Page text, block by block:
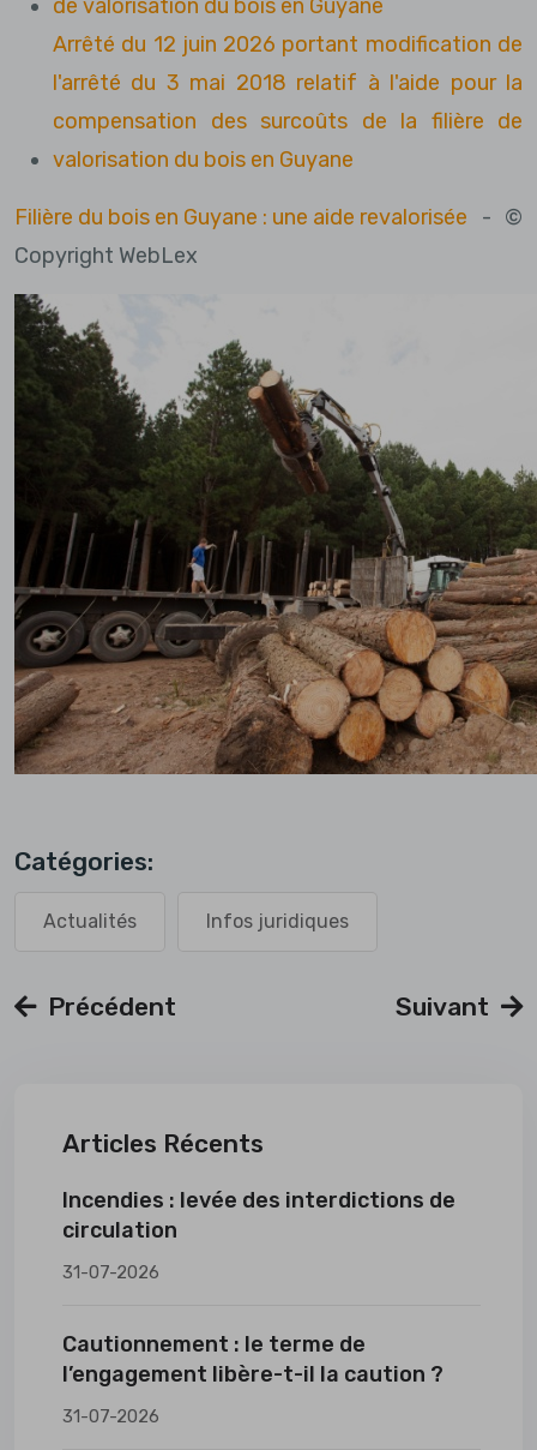
de valorisation du bois en Guyane
Arrêté du 12 juin 2026 portant modification de
l'arrêté du 3 mai 2018 relatif à l'aide pour la
compensation des surcoûts de la filière de
valorisation du bois en Guyane
Filière du bois en Guyane : une aide revalorisée - ©
Copyright WebLex
Catégories:
Actualités Infos juridiques
Précédent Suivant
Articles Récents
Incendies : levée des interdictions de
circulation
31-07-2026
Cautionnement : le terme de
l’engagement libère-t-il la caution ?
31-07-2026